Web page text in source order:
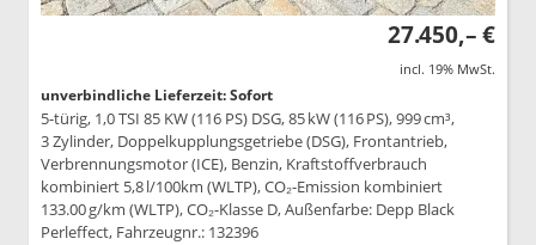
27.450,– €
incl. 19% MwSt.
unverbindliche Lieferzeit: Sofort
5-türig, 1,0 TSI 85 KW (116 PS) DSG, 85 kW (116 PS), 999 cm³,
3 Zylinder, Doppelkupplungsgetriebe (DSG), Frontantrieb,
Verbrennungsmotor (ICE), Benzin, Kraftstoffverbrauch
kombiniert 5,8 l/100km (WLTP), CO₂-Emission kombiniert
133.00 g/km (WLTP), CO₂-Klasse D, Außenfarbe: Depp Black
Perleffect, Fahrzeugnr.: 132396